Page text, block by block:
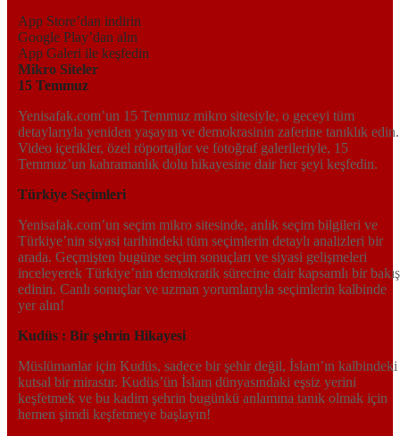
App Store’dan indirin
Google Play’dan alın
App Galeri ile keşfedin
Mikro Siteler
15 Temmuz
Yenisafak.com’un 15 Temmuz mikro sitesiyle, o geceyi tüm
detaylarıyla yeniden yaşayın ve demokrasinin zaferine tanıklık edin.
Video içerikler, özel röportajlar ve fotoğraf galerileriyle, 15
Temmuz’un kahramanlık dolu hikayesine dair her şeyi keşfedin.
Türkiye Seçimleri
Yenisafak.com’un seçim mikro sitesinde, anlık seçim bilgileri ve
Türkiye’nin siyasi tarihindeki tüm seçimlerin detaylı analizleri bir
arada. Geçmişten bugüne seçim sonuçları ve siyasi gelişmeleri
inceleyerek Türkiye’nin demokratik sürecine dair kapsamlı bir bakış
edinin. Canlı sonuçlar ve uzman yorumlarıyla seçimlerin kalbinde
yer alın!
Kudüs : Bir şehrin Hikayesi
Müslümanlar için Kudüs, sadece bir şehir değil, İslam’ın kalbindeki
kutsal bir mirastır. Kudüs’ün İslam dünyasındaki eşsiz yerini
keşfetmek ve bu kadim şehrin bugünkü anlamına tanık olmak için
hemen şimdi keşfetmeye başlayın!